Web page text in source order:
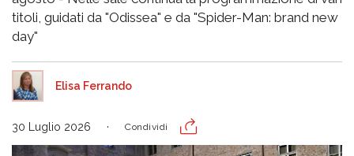
titoli, guidati da "Odissea" e da "Spider-Man: brand new
day"
Elisa Ferrando
30 Luglio 2026 Condividi